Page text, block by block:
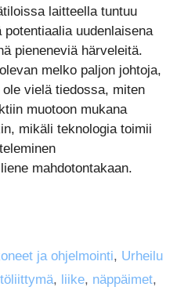
laitteella tuntuu
uudenlaisena
pieneneviä härveleitä.
melko paljon johtoja,
vielä tiedossa, miten
muotoon mukana
mikäli teknologia toimii
mahdotontakaan.
ja ohjelmointi, Urheilu
, liike, näppäimet,